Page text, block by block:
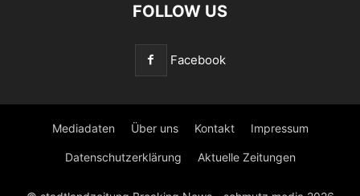
FOLLOW US
Facebook
Mediadaten Über uns Kontakt Impressum
Datenschutzerklärung Aktuelle Zeitungen